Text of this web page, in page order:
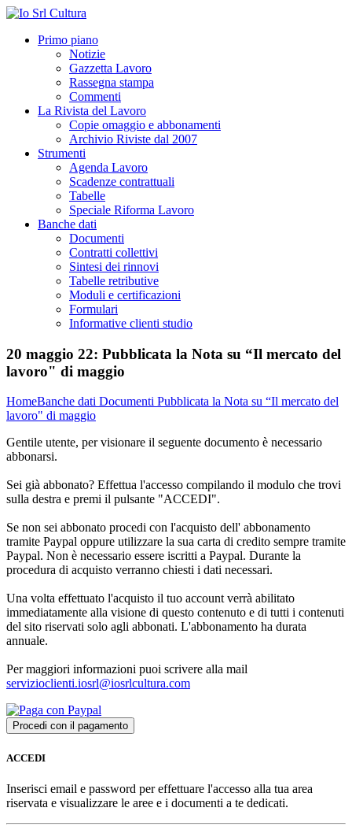
Primo piano
Notizie
Gazzetta Lavoro
Rassegna stampa
Commenti
La Rivista del Lavoro
Copie omaggio e abbonamenti
Archivio Riviste dal 2007
Strumenti
Agenda Lavoro
Scadenze contrattuali
Tabelle
Speciale Riforma Lavoro
Banche dati
Documenti
Contratti collettivi
Sintesi dei rinnovi
Tabelle retributive
Moduli e certificazioni
Formulari
Informative clienti studio
20 maggio 22: Pubblicata la Nota su “Il mercato del
lavoro" di maggio
HomeBanche dati Documenti Pubblicata la Nota su “Il mercato del
lavoro" di maggio
Gentile utente, per visionare il seguente documento è necessario
abbonarsi.
Sei già abbonato? Effettua l'accesso compilando il modulo che trovi
sulla destra e premi il pulsante "ACCEDI".
Se non sei abbonato procedi con l'acquisto dell' abbonamento
tramite Paypal oppure utilizzare la sua carta di credito sempre tramite
Paypal. Non è necessario essere iscritti a Paypal. Durante la
procedura di acquisto verranno chiesti i dati necessari.
Una volta effettuato l'acquisto il tuo account verrà abilitato
immediatamente alla visione di questo contenuto e di tutti i contenuti
del sito riservati solo agli abbonati. L'abbonamento ha durata
annuale.
Per maggiori informazioni puoi scrivere alla mail
servizioclienti.iosrl@iosrlcultura.com
ACCEDI
Inserisci email e password per effettuare l'accesso alla tua area
riservata e visualizzare le aree e i documenti a te dedicati.